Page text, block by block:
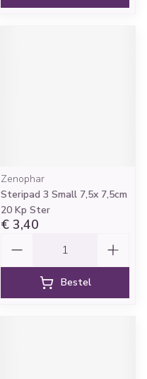
Zenophar
Steripad 3 Small 7,5x 7,5cm
20 Kp Ster
€ 3,40
Bestel